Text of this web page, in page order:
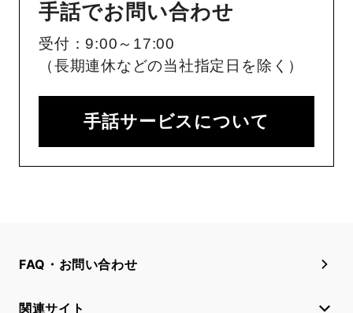
手話でお問い合わせ
受付：9:00～17:00
（長期連休などの当社指定日を除く）
手話サービスについて
FAQ・お問い合わせ
関連サイト